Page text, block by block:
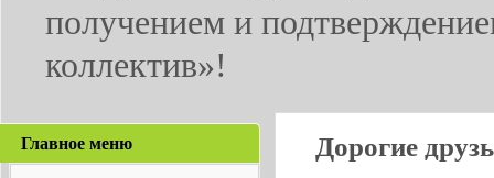
получением и
коллектив»!
Главное меню
Дорогие